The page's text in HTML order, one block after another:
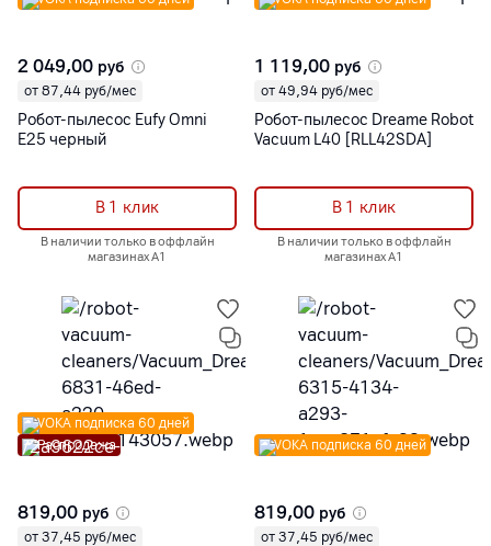
2 049,00 руб
от 87,44 руб/мес
Робот-пылесос Eufy Omni
E25 черный
В 1 клик
В наличии только в оффлайн
магазинах А1
1 119,00 руб
от 49,94 руб/мес
Робот-пылесос Dreame Robot
Vacuum L40 [RLL42SDA]
В 1 клик
В наличии только в оффлайн
магазинах А1
Распродажа
VOKA подписка 60 дней
819,00 руб
от 37,45 руб/мес
VOKA подписка 60 дней
819,00 руб
от 37,45 руб/мес